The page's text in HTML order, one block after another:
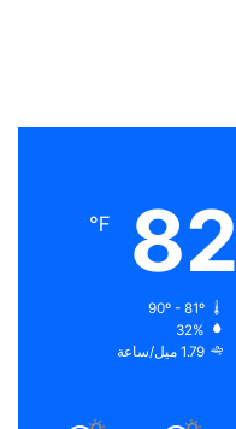
82
℉
90º - 81º
32%
1.79 ميل/ساعة